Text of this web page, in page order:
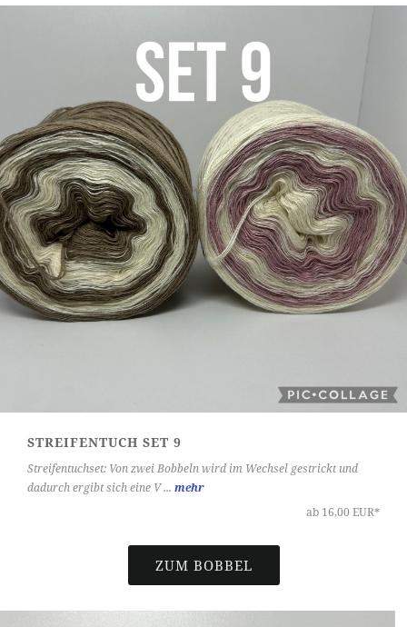
STREIFENTUCH SET 9
Streifentuchset: Von zwei Bobbeln wird im Wechsel gestrickt und
dadurch ergibt sich eine V ... mehr
ab 16,00 EUR*
ZUM BOBBEL